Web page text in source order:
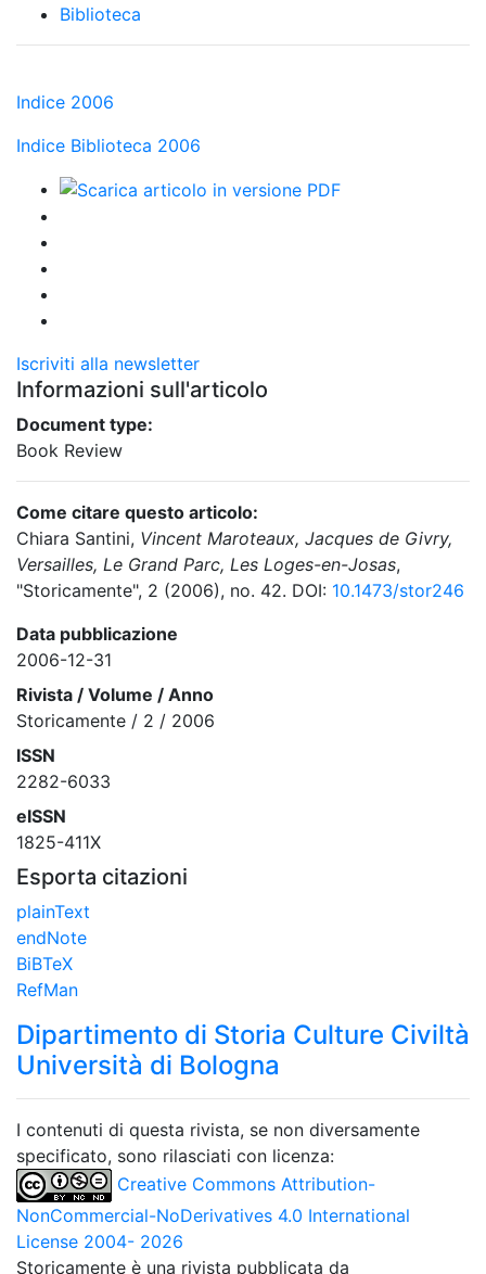
Biblioteca
Indice 2006
Indice Biblioteca 2006
Iscriviti alla newsletter
Informazioni sull'articolo
Document type:
Book Review
Come citare questo articolo:
Chiara Santini, Vincent Maroteaux, Jacques de Givry,
Versailles, Le Grand Parc, Les Loges-en-Josas,
"Storicamente", 2 (2006), no. 42. DOI: 10.1473/stor246
Data pubblicazione
2006-12-31
Rivista / Volume / Anno
Storicamente / 2 / 2006
ISSN
2282-6033
eISSN
1825-411X
Esporta citazioni
plainText
endNote
BiBTeX
RefMan
Dipartimento di Storia Culture Civiltà
Università di Bologna
I contenuti di questa rivista, se non diversamente
specificato, sono rilasciati con licenza:
Creative Commons Attribution-
NonCommercial-NoDerivatives 4.0 International
License 2004- 2026
Storicamente è una rivista pubblicata da